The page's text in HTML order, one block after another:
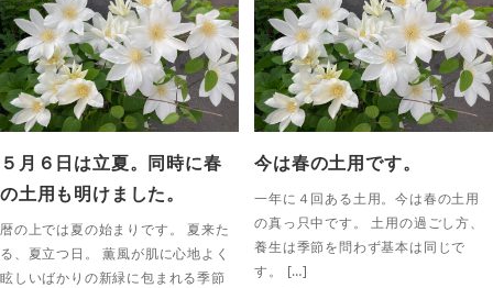
５月６日は立夏。同時に春
の土用も明けました。
暦の上では夏の始まりです。 夏来た
る、夏立つ日。 薫風が肌に心地よく
眩しいばかりの新緑に包まれる季節
今は春の土用です。
一年に４回ある土用。今は春の土用
の真っ只中です。 土用の過ごし方、
養生は季節を問わず基本は同じで
す。 […]